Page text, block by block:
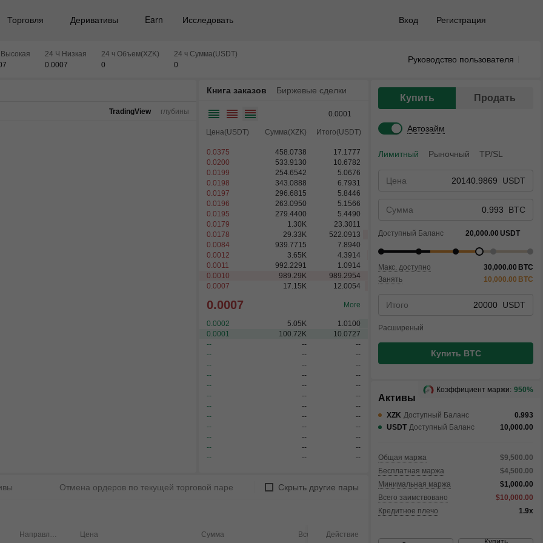
Торговля Деривативы Earn Исследовать Вход Регистрация
24 Ч Низкая
0.0007
24 ч Объем(XZK)
0
24 ч Сумма(USDT)
0
Руководство пользователя
TradingView глубины
Книга заказов Биржевые сделки
0.0001
Цена(USDT) Сумма(XZK) Итого(USDT)
0.0375 458.0738
17.1777
0.0200
533.9130
10.6782
0.0199
254.6542
5.0676
0.0198
343.0888
6.7931
0.0197
296.6815
5.8446
0.0196
263.0950
5.1566
0.0195
279.4400
5.4490
0.0179
1.30 K
23.3011
0.0178
29.33 K
522.0913
0.0084
939.7715
7.8940
0.0012
3.65 K
4.3914
0.0011
992.2291
1.0914
0.0010
989.29 K
989.2954
0.0007
17.15 K 12.0054
0.0007 More
0.0002 5.05 K
1.0100
0.0001
100.72 K
10.0727
--
--
--
--
--
--
--
--
--
--
--
--
--
--
--
--
--
--
--
--
--
--
--
--
--
--
--
--
--
--
--
--
--
--
-- --
Отмена ордеров по текущей торговой паре Скрыть другие пары
Направление Цена Сумма Всего Действие
Купить Продать
Автозайм
Лимитный Рыночный TP/SL
Цена USDT
Сумма BTC
Доступный Баланс 20,000.00 USDT
Макс. доступно 30,000.00 BTC
Занять
10,000.00 BTC
Итого USDT
Расширеный
Купить BTC
Активы
XZK Доступный Баланс
0.993
USDT Доступный Баланс 10,000.00
Общая маржа
$9,500.00
Бесплатная маржа
$4,500.00
Минимальная маржа
$1,000.00
Всего заимствовано
$10,000.00
Кредитное плечо
1.9x
Коэффициент маржи: 950%